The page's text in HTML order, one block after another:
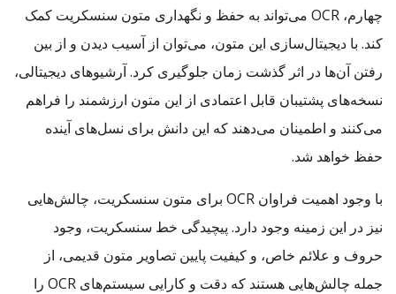
چهارم، OCR می‌تواند به حفظ و نگهداری متون سنسکریت کمک
کند. با دیجیتال‌سازی این متون، می‌توان از آسیب دیدن و از بین
رفتن آن‌ها در اثر گذشت زمان جلوگیری کرد. آرشیوهای دیجیتالی،
نسخه‌های پشتیبان قابل اعتمادی از این متون ارزشمند را فراهم
می‌کنند و اطمینان می‌دهند که این دانش برای نسل‌های آینده
حفظ خواهد شد.
با وجود اهمیت فراوان OCR برای متون سنسکریت، چالش‌هایی
نیز در این زمینه وجود دارد. پیچیدگی خط سنسکریت، وجود
حروف و علائم خاص، و کیفیت پایین تصاویر متون قدیمی، از
جمله چالش‌هایی هستند که دقت و کارایی سیستم‌های OCR را